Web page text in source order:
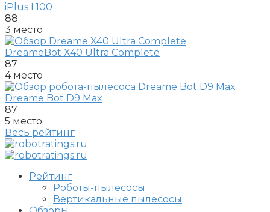
iPlus L100
88
3 место
DreameBot X40 Ultra Complete
87
4 место
Dreame Bot D9 Max
87
5 место
Весь рейтинг
Рейтинг
Роботы-пылесосы
Вертикальные пылесосы